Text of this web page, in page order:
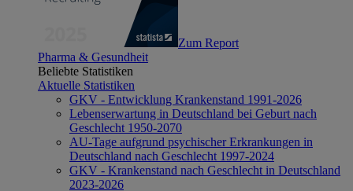
Zum Report
Pharma & Gesundheit
Beliebte Statistiken
Aktuelle Statistiken
GKV - Entwicklung Krankenstand 1991-2026
Lebenserwartung in Deutschland bei Geburt nach
Geschlecht 1950-2070
AU-Tage aufgrund psychischer Erkrankungen in
Deutschland nach Geschlecht 1997-2024
GKV - Krankenstand nach Geschlecht in Deutschland
2023-2026